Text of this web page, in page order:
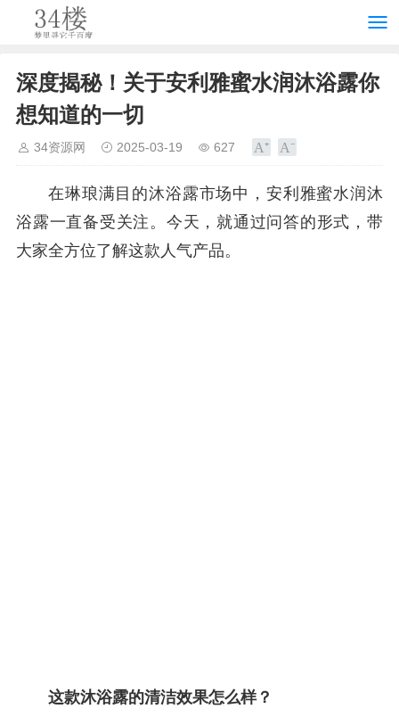
深度揭秘！关于安利雅蜜水润沐浴露你
想知道的一切
34资源网 2025-03-19 627
在琳琅满目的沐浴露市场中，安利雅蜜水润沐
浴露一直备受关注。今天，就通过问答的形式，带
大家全方位了解这款人气产品。
这款沐浴露的清洁效果怎么样？